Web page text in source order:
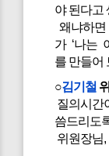
야 된다고
왜냐하
가 ‘나는
를 만들어
○김기철
질의시간
씀드리도
위원장님